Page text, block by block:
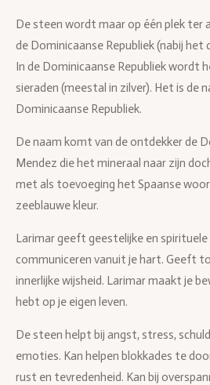
De steen wordt maar op één plek ter
de Dominicaanse Republiek (nabij het
In de Dominicaanse Republiek
sieraden (meestal in zilver). Het is de
Dominicaanse Republiek.
De naam komt van de ontdekker de
Mendez die het mineraal naar zijn
met als toevoeging het Spaanse
zeeblauwe kleur.
Larimar geeft geestelijke en
communiceren vanuit je hart. Geeft
innerlijke wijsheid. Larimar maakt je
hebt op je eigen leven.
De steen helpt bij angst, stress,
emoties. Kan helpen blokkades te
rust en tevredenheid. Kan bij